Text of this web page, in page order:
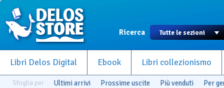
Ricerca
Libri Delos Digital Ebook Libri collezionismo
Sfoglia per Ultimi arrivi Prossime uscite Più venduti Per